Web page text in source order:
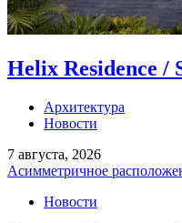
Helix Residence /
Архитектура
Новости
7 августа, 2026
Асимметричное
Новости